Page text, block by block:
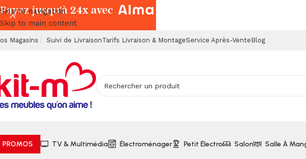
Skip to navigation
Skip to main content
Magasins Suivi de LivraisonTarifs Livraison & MontageService Après-Vente Blog
PROMOS TV & Multimédia Électroménager Petit Électro Salon Salle À
Payez jusqu'à 24x avec